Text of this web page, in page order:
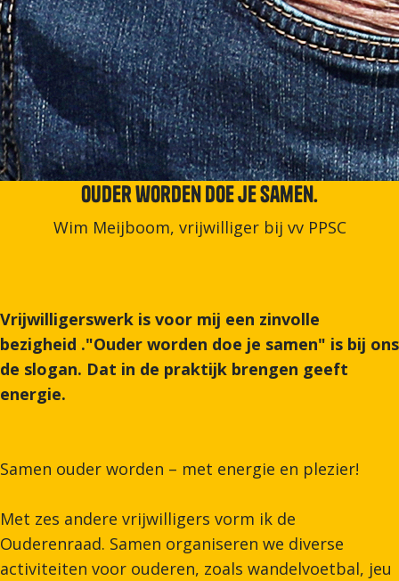
Ouder worden doe je samen.
Wim Meijboom, vrijwilliger bij vv PPSC
Vrijwilligerswerk is voor mij een zinvolle
bezigheid ."Ouder worden doe je samen" is bij ons
de slogan. Dat in de praktijk brengen geeft
energie.
Samen ouder worden – met energie en plezier!
Met zes andere vrijwilligers vorm ik de
Ouderenraad. Samen organiseren we diverse
activiteiten voor ouderen, zoals wandelvoetbal, jeu